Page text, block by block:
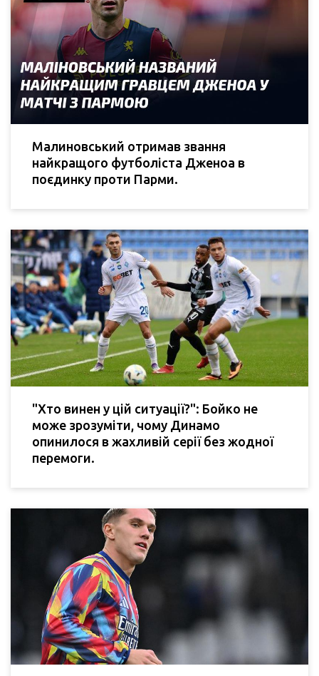
Малиновський отримав звання
найкращого футболіста Дженоа в
поєдинку проти Парми.
"Хто винен у цій ситуації?": Бойко не
може зрозуміти, чому Динамо
опинилося в жахливій серії без жодної
перемоги.